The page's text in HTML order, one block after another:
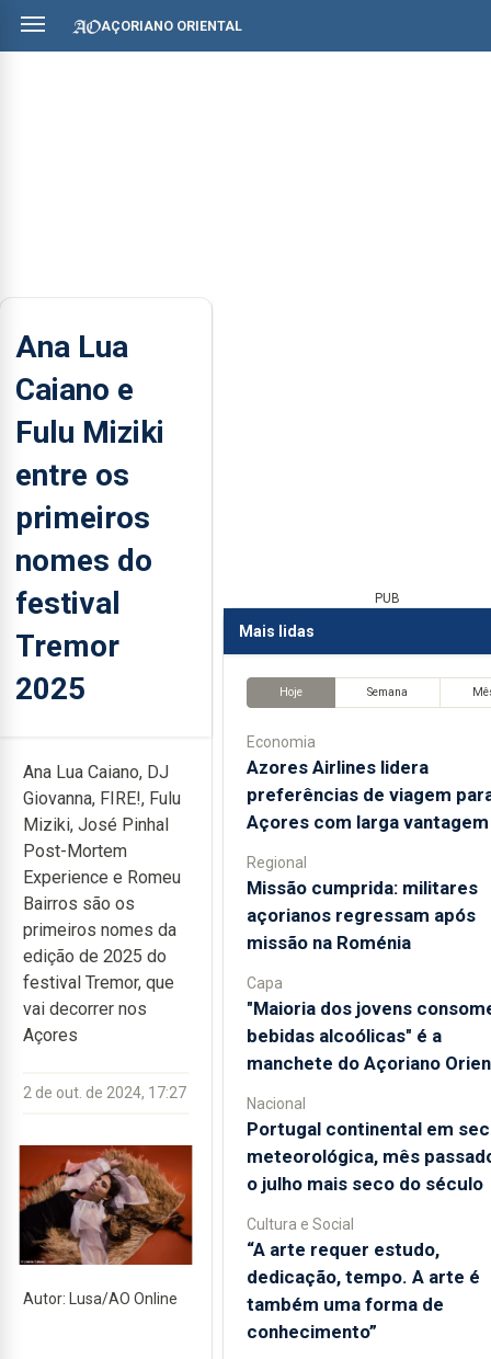
AÇORIANO ORIENTAL
Ana Lua
Caiano e
Fulu Miziki
entre os
primeiros
nomes do
festival
Tremor
2025
Ana Lua Caiano, DJ
Giovanna, FIRE!, Fulu
Miziki, José Pinhal
Post-Mortem
Experience e Romeu
Bairros são os
primeiros nomes da
edição de 2025 do
festival Tremor, que
vai decorrer nos
Açores
2 de out. de 2024, 17:27
Autor: Lusa/AO Online
PUB
Mais lidas
Hoje Semana
Economia
Azores Airlines lidera
preferências de viagem
Açores com larga vantagem
Regional
Missão cumprida: militares
açorianos regressam após
missão na Roménia
Capa
"Maioria dos jovens
bebidas alcoólicas" é a
manchete do Açoriano
Nacional
Portugal continental em
meteorológica, mês
o julho mais seco do século
Cultura e Social
“A arte requer estudo,
dedicação, tempo. A arte é
também uma forma de
conhecimento”